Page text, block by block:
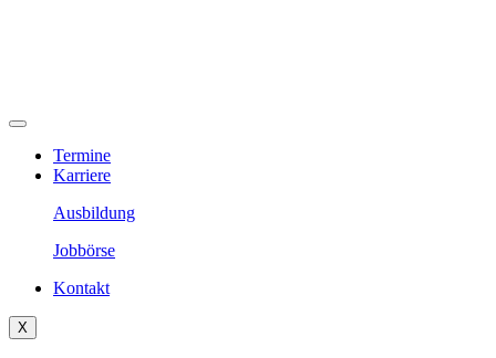
Termine
Karriere
Ausbildung
Jobbörse
Kontakt
X